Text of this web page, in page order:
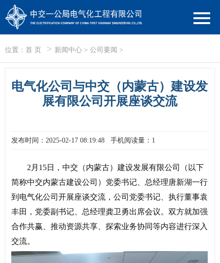
位置： 首 页 > 新闻中心 > 公司要闻 >
电气化公司与中交（内蒙古）建设发
展有限公司开展座谈交流
发布时间：2025-02-17 08:19:48 手机阅读量：1
2月15日，中交（内蒙古）建设发展有限公司（以下
简称中交内蒙古建设公司）党委书记、总经理唐新湖一行
到电气化公司开展座谈交流，公司党委书记、执行董事袁
丰田，党委副书记、总经理龚卫勇出席会议。双方就加强
合作共赢、推动资源共享、探索业务协同等内容进行深入
交流。